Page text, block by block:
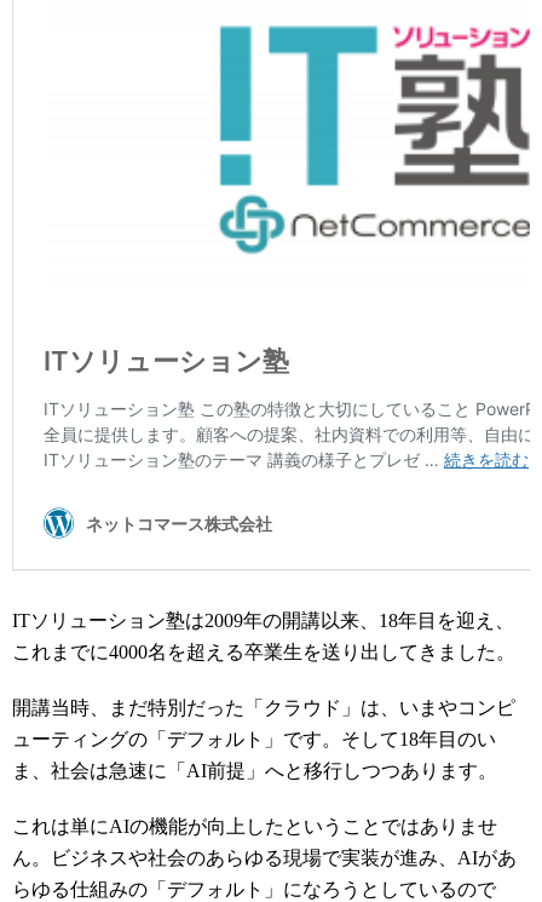
ITソリューション塾は2009年の開講以来、18年目を迎え、
これまでに4000名を超える卒業生を送り出してきました。
開講当時、まだ特別だった「クラウド」は、いまやコンピ
ューティングの「デフォルト」です。そして18年目のい
ま、社会は急速に「AI前提」へと移行しつつあります。
これは単にAIの機能が向上したということではありませ
ん。ビジネスや社会のあらゆる現場で実装が進み、AIがあ
らゆる仕組みの「デフォルト」になろうとしているので